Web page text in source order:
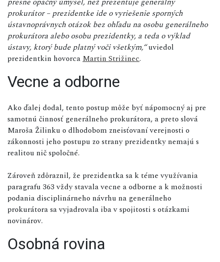
prokurátor – prezidentke ide o vyriešenie sporných
ústavnoprávnych otázok bez ohľadu na osobu generálneho
prokurátora alebo osobu prezidentky, a teda o výklad
ústavy, ktorý bude platný voči všetkým,“uviedol
prezidentkin hovorca Martin Strižinec.
Vecne a odborne
Ako ďalej dodal, tento postup môže byť nápomocný aj pre
samotnú činnosť generálneho prokurátora, a preto slová
Maroša Žilinku o dlhodobom zneisťovaní verejnosti o
zákonnosti jeho postupu zo strany prezidentky nemajú s
realitou nič spoločné.
Zároveň zdôraznil, že prezidentka sa k téme využívania
paragrafu 363 vždy stavala vecne a odborne a k možnosti
podania disciplinárneho návrhu na generálneho
prokurátora sa vyjadrovala iba v spojitosti s otázkami
novinárov.
Osobná rovina